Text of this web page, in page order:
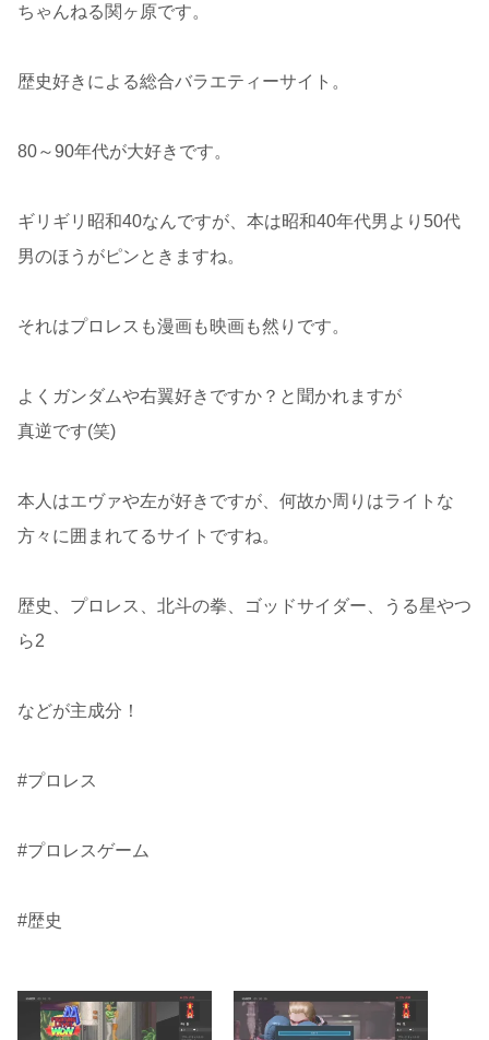
ちゃんねる関ヶ原です。
歴史好きによる総合バラエティーサイト。
80～90年代が大好きです。
ギリギリ昭和40なんですが、本は昭和40年代男より50代
男のほうがピンときますね。
それはプロレスも漫画も映画も然りです。
よくガンダムや右翼好きですか？と聞かれますが
真逆です(笑)
本人はエヴァや左が好きですが、何故か周りはライトな
方々に囲まれてるサイトですね。
歴史、プロレス、北斗の拳、ゴッドサイダー、うる星やつ
ら2
などが主成分！
#プロレス
#プロレスゲーム
#歴史